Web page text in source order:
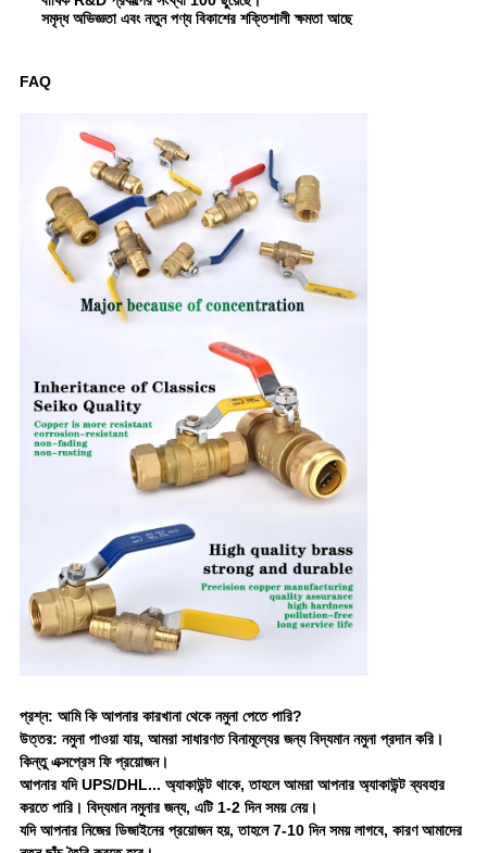
সমৃদ্ধ অভিজ্ঞতা এবং নতুন পণ্য বিকাশের শক্তিশালী ক্ষমতা আছে
FAQ
প্রশ্ন: আমি কি আপনার কারখানা থেকে নমুনা পেতে পারি?
উত্তর: নমুনা পাওয়া যায়, আমরা সাধারণত বিনামূল্যের জন্য বিদ্যমান নমুনা প্রদান করি।
কিন্তু এক্সপ্রেস ফি প্রয়োজন।
আপনার যদি UPS/DHL... অ্যাকাউন্ট থাকে, তাহলে আমরা আপনার অ্যাকাউন্ট ব্যবহার
করতে পারি। বিদ্যমান নমুনার জন্য, এটি 1-2 দিন সময় নেয়।
যদি আপনার নিজের ডিজাইনের প্রয়োজন হয়, তাহলে 7-10 দিন সময় লাগবে, কারণ আমাদের